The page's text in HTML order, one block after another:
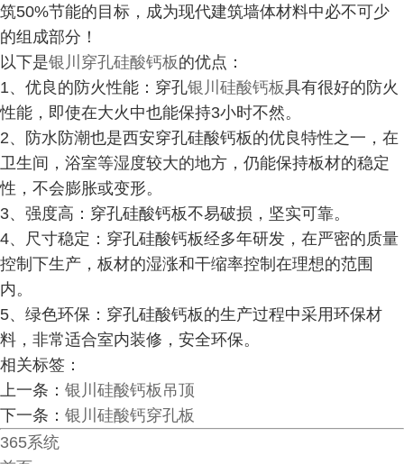
筑50%节能的目标，成为现代建筑墙体材料中必不可少
的组成部分！
以下是银川穿孔硅酸钙板的优点：
1、优良的防火性能：穿孔银川硅酸钙板具有很好的防火
性能，即使在大火中也能保持3小时不然。
2、防水防潮也是西安穿孔硅酸钙板的优良特性之一，在
卫生间，浴室等湿度较大的地方，仍能保持板材的稳定
性，不会膨胀或变形。
3、强度高：穿孔硅酸钙板不易破损，坚实可靠。
4、尺寸稳定：穿孔硅酸钙板经多年研发，在严密的质量
控制下生产，板材的湿涨和干缩率控制在理想的范围
内。
5、绿色环保：穿孔硅酸钙板的生产过程中采用环保材
料，非常适合室内装修，安全环保。
相关标签：
上一条： 银川硅酸钙板吊顶
下一条： 银川硅酸钙穿孔板
365系统